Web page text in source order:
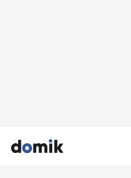


